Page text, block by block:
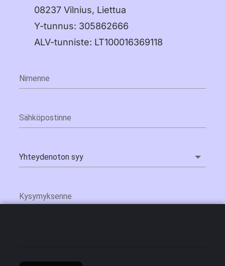
Tagalog
中文 (台灣)
08237 Vilnius, Liettua
Y-tunnus: 305862666
ALV-tunniste: LT100016369118